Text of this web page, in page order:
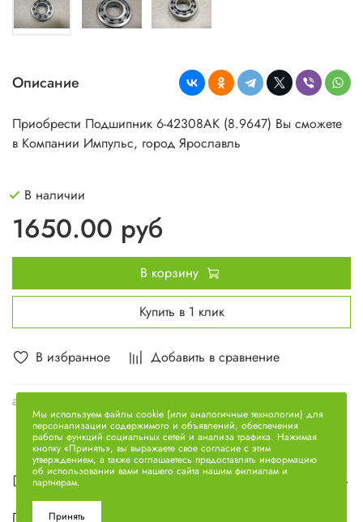
В избранное Добавить в сравнение
арт.
Описание
Приобрести Подшипник 6-42308АК (8.9647) Вы сможете
в Компании Импульс, город Ярославль
В наличии
1650.00 руб
В корзину
Купить в 1 клик
Описание
Подшипник промежуточного вала 40х90х23
Мы используем файлы cookie (или аналогичные технологии) для
персонализации содержимого и объявлений, обеспечения
работы функций социальных сетей и анализа трафика. Нажимая
кнопку «Принять», вы выражаете свое согласие с этим
утверждением, а также соглашаетесь предоставлять информацию
об использовании вами нашего сайта нашим филиалам и
партнерам.
Принять